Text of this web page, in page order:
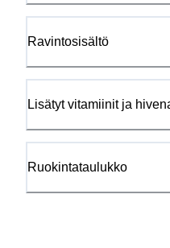
Ravintosisältö
Lisätyt vitamiinit ja
Ruokintataulukko